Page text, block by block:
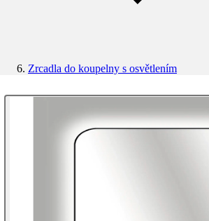
Zrcadla do koupelny s osvětlením